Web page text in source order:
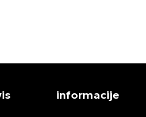
informacije